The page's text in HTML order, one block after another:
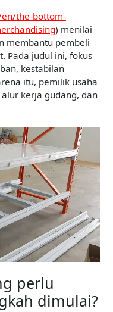
the-bottom-
) menilai
membantu pembeli
Pada judul ini, fokus
kestabilan
itu, pemilik usaha
kerja gudang, dan
perlu
dimulai?